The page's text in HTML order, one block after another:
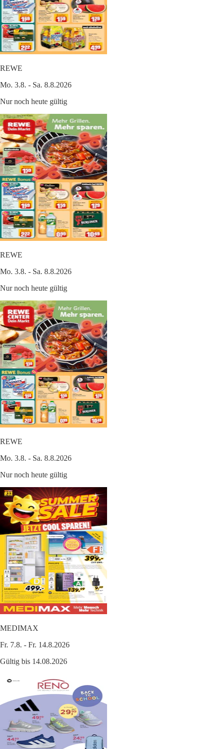
REWE
Mo. 3.8. - Sa. 8.8.2026
Nur noch heute gültig
REWE
Mo. 3.8. - Sa. 8.8.2026
Nur noch heute gültig
REWE
Mo. 3.8. - Sa. 8.8.2026
Nur noch heute gültig
MEDIMAX
Fr. 7.8. - Fr. 14.8.2026
Gültig bis 14.08.2026